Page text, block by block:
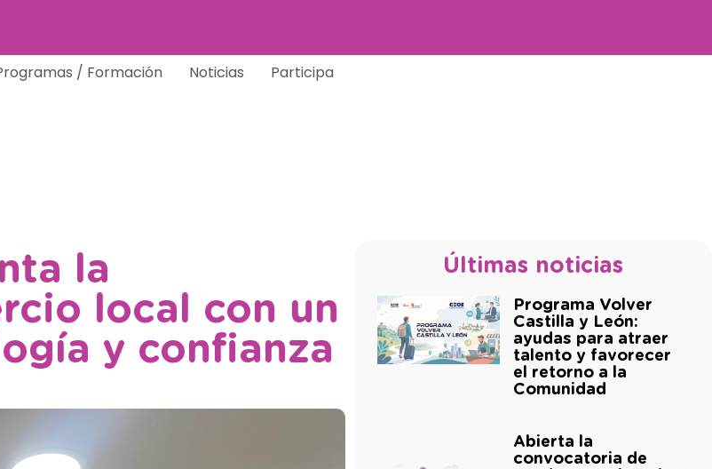
/ Formación Noticias Participa
la
local con un
y confianza
Últimas noticias
Programa Volver
Castilla y León:
ayudas para atraer
talento y favorecer
el retorno a la
Comunidad
Abierta la
convocatoria de